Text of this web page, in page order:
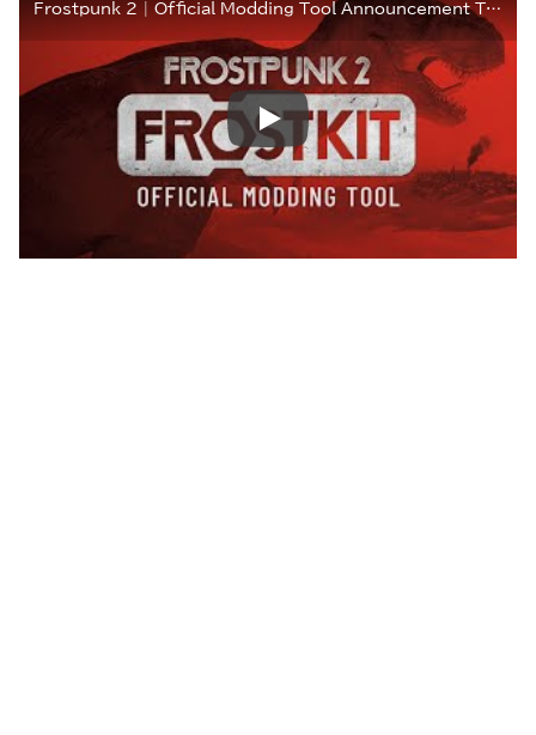
Frostpunk 2 | Official Modding Tool Announcement Trailer